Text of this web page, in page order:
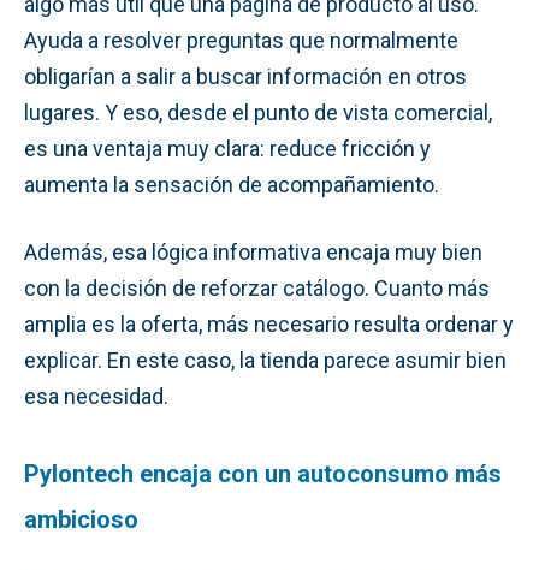
Ayuda a resolver preguntas que normalmente
obligarían a salir a buscar información en otros
lugares. Y eso, desde el punto de vista comercial,
es una ventaja muy clara: reduce fricción y
aumenta la sensación de acompañamiento.
Además, esa lógica informativa encaja muy bien
con la decisión de reforzar catálogo. Cuanto más
amplia es la oferta, más necesario resulta ordenar y
explicar. En este caso, la tienda parece asumir bien
esa necesidad.
Pylontech encaja con un autoconsumo más
ambicioso